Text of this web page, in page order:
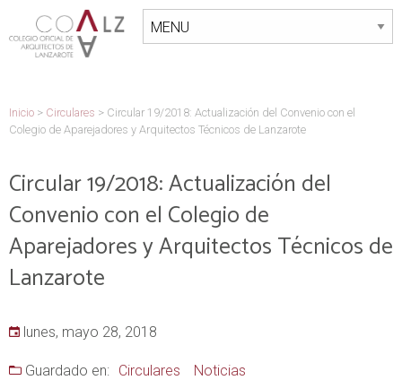
Inicio > Circulares > Circular 19/2018: Actualización del Convenio con el
Colegio de Aparejadores y Arquitectos Técnicos de Lanzarote
Circular 19/2018: Actualización del
Convenio con el Colegio de
Aparejadores y Arquitectos Técnicos de
Lanzarote
lunes, mayo 28, 2018
Guardado en: Circulares Noticias